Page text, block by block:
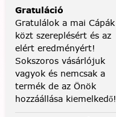
Gratuláció
Gratulálok a mai Cápák
közt szereplésért és az
elért eredményért!
Sokszoros vásárlójuk
vagyok és nemcsak a
termék de az Önök
hozzáállása kiemelkedő!